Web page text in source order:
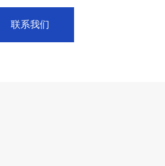
联系我们